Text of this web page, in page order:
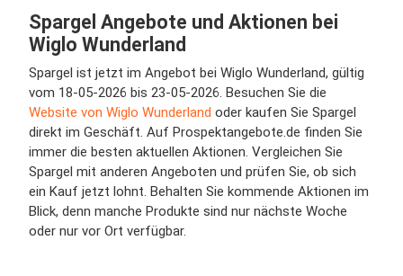
Spargel Angebote und Aktionen bei
Wiglo Wunderland
Spargel ist jetzt im Angebot bei Wiglo Wunderland, gültig
vom 18-05-2026 bis 23-05-2026. Besuchen Sie die
Website von Wiglo Wunderland oder kaufen Sie Spargel
direkt im Geschäft. Auf Prospektangebote.de finden Sie
immer die besten aktuellen Aktionen. Vergleichen Sie
Spargel mit anderen Angeboten und prüfen Sie, ob sich
ein Kauf jetzt lohnt. Behalten Sie kommende Aktionen im
Blick, denn manche Produkte sind nur nächste Woche
oder nur vor Ort verfügbar.